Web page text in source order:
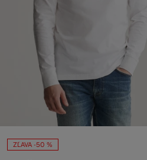
ZĽAVA -50 %